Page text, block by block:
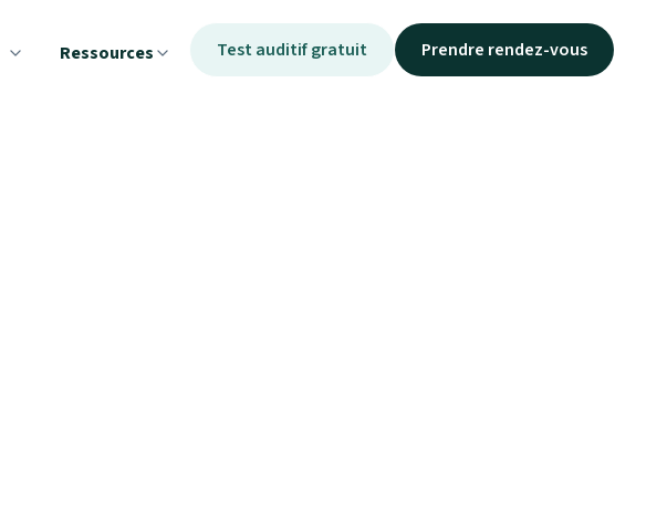
Ressources Test auditif gratuit Prendre rendez-vous